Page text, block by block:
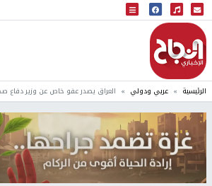
البث المباشر
إذاعة النجاح
الرئيسية عربي ودولي العراق يصدر عفو خاص عن وزير دفاع